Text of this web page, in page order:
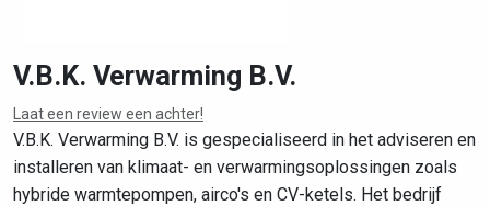
V.B.K. Verwarming B.V.
Laat een review een achter!
V.B.K. Verwarming B.V. is gespecialiseerd in het adviseren en
installeren van klimaat- en verwarmingsoplossingen zoals
hybride warmtepompen, airco's en CV-ketels. Het bedrijf